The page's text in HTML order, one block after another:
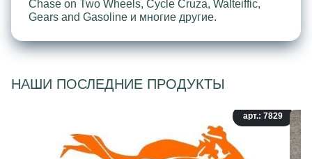
Chase on Two Wheels, Cycle Cruza, Walteiffic,
Gears and Gasoline и многие другие.
НАШИ ПОСЛЕДНИЕ ПРОДУКТЫ
арт.: 7829